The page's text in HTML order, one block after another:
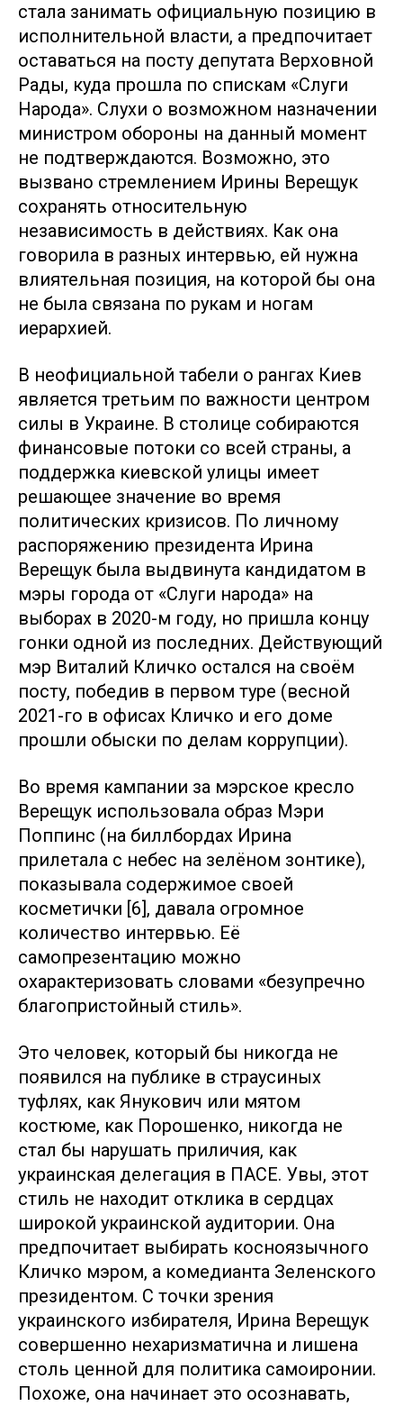
стала занимать официальную позицию в
исполнительной власти, а предпочитает
оставаться на посту депутата Верховной
Рады, куда прошла по спискам «Слуги
Народа». Слухи о возможном назначении
министром обороны на данный момент
не подтверждаются. Возможно, это
вызвано стремлением Ирины Верещук
сохранять относительную
независимость в действиях. Как она
говорила в разных интервью, ей нужна
влиятельная позиция, на которой бы она
не была связана по рукам и ногам
иерархией.
В неофициальной табели о рангах Киев
является третьим по важности центром
силы в Украине. В столице собираются
финансовые потоки со всей страны, а
поддержка киевской улицы имеет
решающее значение во время
политических кризисов. По личному
распоряжению президента Ирина
Верещук была выдвинута кандидатом в
мэры города от «Слуги народа» на
выборах в 2020-м году, но пришла концу
гонки одной из последних. Действующий
мэр Виталий Кличко остался на своём
посту, победив в первом туре (весной
2021-го в офисах Кличко и его доме
прошли обыски по делам коррупции).
Во время кампании за мэрское кресло
Верещук использовала образ Мэри
Поппинс (на биллбордах Ирина
прилетала с небес на зелёном зонтике),
показывала содержимое своей
косметички [6], давала огромное
количество интервью. Её
самопрезентацию можно
охарактеризовать словами «безупречно
благопристойный стиль».
Это человек, который бы никогда не
появился на публике в страусиных
туфлях, как Янукович или мятом
костюме, как Порошенко, никогда не
стал бы нарушать приличия, как
украинская делегация в ПАСЕ. Увы, этот
стиль не находит отклика в сердцах
широкой украинской аудитории. Она
предпочитает выбирать косноязычного
Кличко мэром, а комедианта Зеленского
президентом. С точки зрения
украинского избирателя, Ирина Верещук
совершенно нехаризматична и лишена
столь ценной для политика самоиронии.
Похоже, она начинает это осознавать,